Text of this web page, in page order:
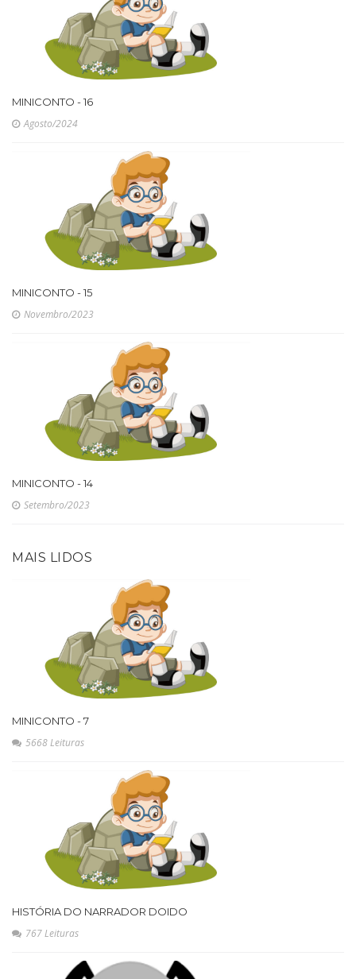
MINICONTO - 16
Agosto/2024
MINICONTO - 15
Novembro/2023
MINICONTO - 14
Setembro/2023
MAIS LIDOS
MINICONTO - 7
5668 Leituras
HISTÓRIA DO NARRADOR DOIDO
767 Leituras